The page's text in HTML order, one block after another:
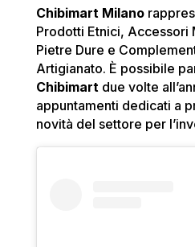
Chibimart Milano
Prodotti Etnici, Accessori
Pietre Dure e
Artigianato. È possibile
Chibimartdue volte
appuntamenti dedicati a
novità del settore per